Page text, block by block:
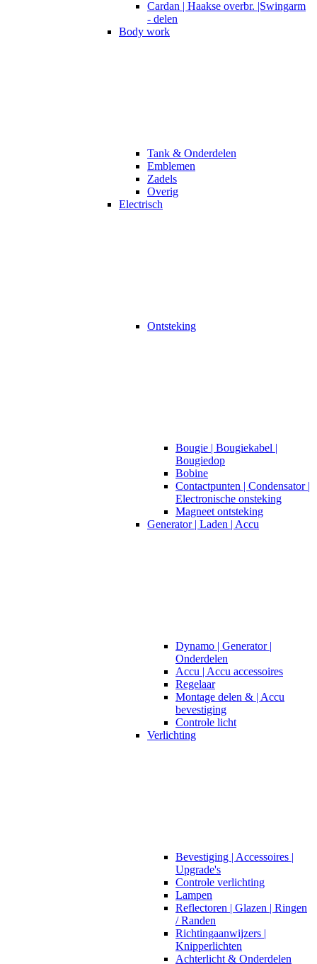
Cardan | Haakse overbr. |Swingarm
- delen
Body work
Tank & Onderdelen
Emblemen
Zadels
Overig
Electrisch
Ontsteking
Bougie | Bougiekabel |
Bougiedop
Bobine
Contactpunten | Condensator |
Electronische onsteking
Magneet ontsteking
Generator | Laden | Accu
Dynamo | Generator |
Onderdelen
Accu | Accu accessoires
Regelaar
Montage delen & | Accu
bevestiging
Controle licht
Verlichting
Bevestiging | Accessoires |
Upgrade's
Controle verlichting
Lampen
Reflectoren | Glazen | Ringen
/ Randen
Richtingaanwijzers |
Knipperlichten
Achterlicht & Onderdelen